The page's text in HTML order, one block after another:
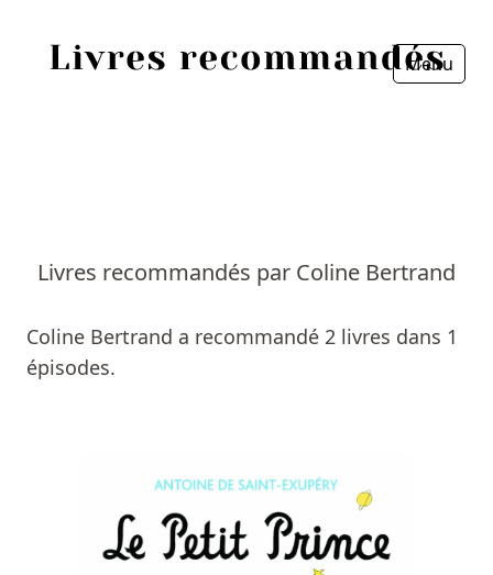
Menu
Livres recommandés par Coline Bertrand
Coline Bertrand a recommandé 2 livres dans 1
épisodes.
Livres
Prix littéraires
Fermer